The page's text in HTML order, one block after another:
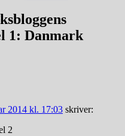
1: Danmark
2014 kl. 17:03 skriver:
2